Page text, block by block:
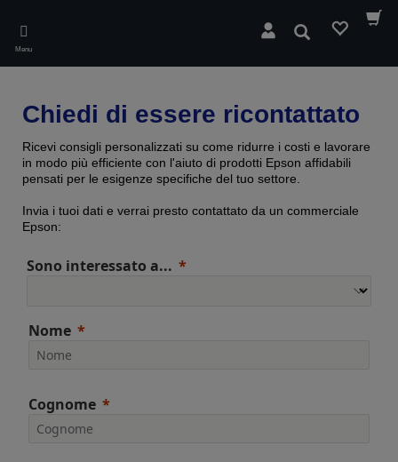
main
content
Menu
Cerca
Chiedi di essere ricontattato
Ricevi consigli personalizzati su come ridurre i costi e lavorare
in modo più efficiente con l'aiuto di prodotti Epson affidabili
pensati per le esigenze specifiche del tuo settore.
Invia i tuoi dati e verrai presto contattato da un commerciale
Epson:
Sono interessato a...
Nome
Cognome